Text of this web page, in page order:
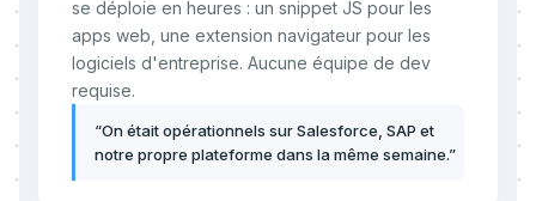
se déploie en heures : un snippet JS pour les
apps web, une extension navigateur pour les
logiciels d'entreprise. Aucune équipe de dev
requise.
“On était opérationnels sur Salesforce, SAP et
notre propre plateforme dans la même semaine.”